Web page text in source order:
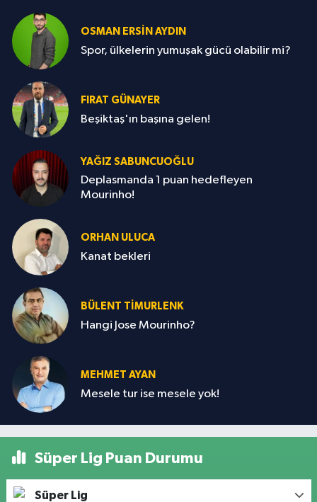
OSMAN ERSIN AYDIN
Spor, ülkelerin yumuşak gücü olabilir mi?
FIRAT GÜNAYER
Beşiktaş'ın başına gelen!
YAĞIZ SABUNCUOĞLU
Deplasmanda 1 puan hedefleyen
Mourinho!
ORHAN ULUCA
Kanat bekleri
BÜLENT TIMURLENK
Hangi Jose Mourinho?
MEHMET AYAN
Mesele tur ise mesele yok!
Süper Lig Puan Durumu
Süper Lig